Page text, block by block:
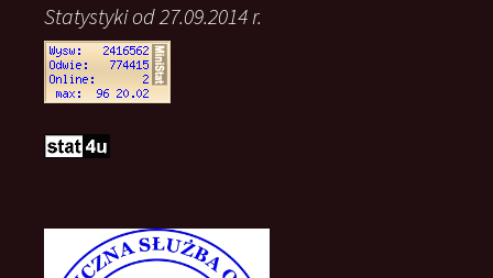
Statystyki od 27.09.2014 r.